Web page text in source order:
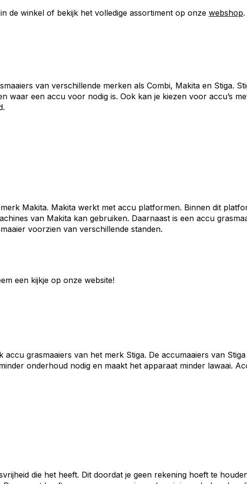
de winkel of bekijk het volledige assortiment op onze webshop.
van verschillende merken als Combi, Makita en Stiga.
waar een accu voor nodig is. Ook kan je kiezen voor accu’s
Makita. Makita werkt met accu platformen. Binnen dit
van Makita kan gebruiken. Daarnaast is een accu
voorzien van verschillende standen.
een kijkje op onze website!
grasmaaiers van het merk Stiga. De accumaaiers van
onderhoud nodig en maakt het apparaat minder lawaai.
die het heeft. Dit doordat je geen rekening hoeft te